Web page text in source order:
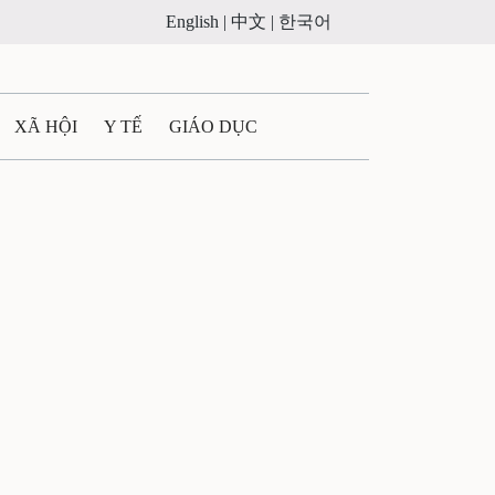
English | 中文 | 한국어
XÃ HỘI Y TẾ GIÁO DỤC
CÁO